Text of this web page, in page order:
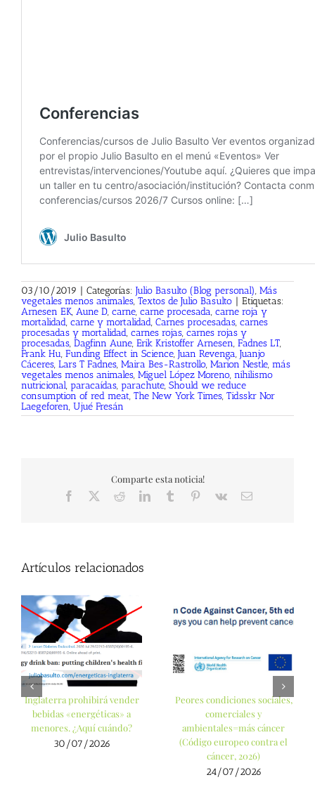
03/10/2019 | Categorías: Julio Basulto (Blog personal), Más
vegetales menos animales, Textos de Julio Basulto | Etiquetas:
Arnesen EK, Aune D, carne, carne procesada, carne roja y
mortalidad, carne y mortalidad, Carnes procesadas, carnes
procesadas y mortalidad, carnes rojas, carnes rojas y
procesadas, Dagfinn Aune, Erik Kristoffer Arnesen, Fadnes LT,
Frank Hu, Funding Effect in Science, Juan Revenga, Juanjo
Cáceres, Lars T Fadnes, Maira Bes-Rastrollo, Marion Nestle, más
vegetales menos animales, Miguel López Moreno, nihilismo
nutricional, paracaídas, parachute, Should we reduce
consumption of red meat, The New York Times, Tidsskr Nor
Laegeforen, Ujué Fresán
Comparte esta noticia!
Facebook RedditLinkedInTumblr Pinterest
Vk
Correo
Artículos relacionados
Inglaterra prohibirá vender
bebidas «energéticas» a
menores. ¿Aquí cuándo?
30/07/2026
Peores condiciones sociales,
comerciales y
ambientales=más cáncer
(Código europeo contra el
cáncer, 2026)
24/07/2026